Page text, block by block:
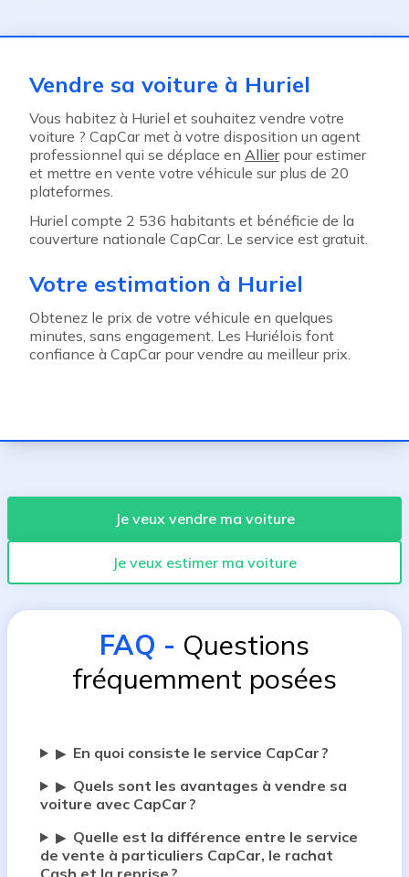
Vendre sa voiture à Huriel
Vous habitez à Huriel et souhaitez vendre votre
voiture ? CapCar met à votre disposition un agent
professionnel qui se déplace en Allierpour estimer
et mettre en vente votre véhicule sur plus de 20
plateformes.
Huriel compte 2 536 habitants et bénéficie de la
couverture nationale CapCar. Le service est gratuit.
Votre estimation à Huriel
Obtenez le prix de votre véhicule en quelques
minutes, sans engagement. Les Huriélois font
confiance à CapCar pour vendre au meilleur prix.
Je veux vendre ma voiture
Je veux estimer ma voiture
FAQ - Questions
fréquemment posées
▶ En quoi consiste le service CapCar ?
▶ Quels sont les avantages à vendre sa
voiture avec CapCar ?
▶ Quelle est la différence entre le service
de vente à particuliers CapCar, le rachat
Cash et la reprise ?